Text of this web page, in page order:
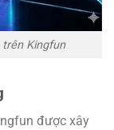
Kingfun
được xây